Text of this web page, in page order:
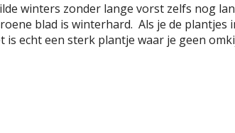
winters zonder lange vorst zelfs nog
blad is winterhard. Als je de plantjes
echt een sterk plantje waar je geen